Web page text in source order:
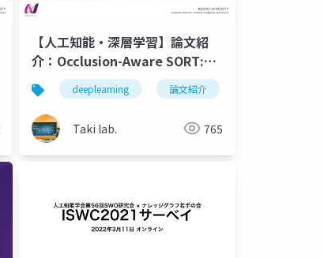
深層学習 人工知能 vision transformer
【人工知能・深層学習】論文紹
介：Occlusion-Aware SORT:
Observing Occlusion for
Robust Multi-Object Tracking
deeplearning 論文紹介
Taki lab. 765